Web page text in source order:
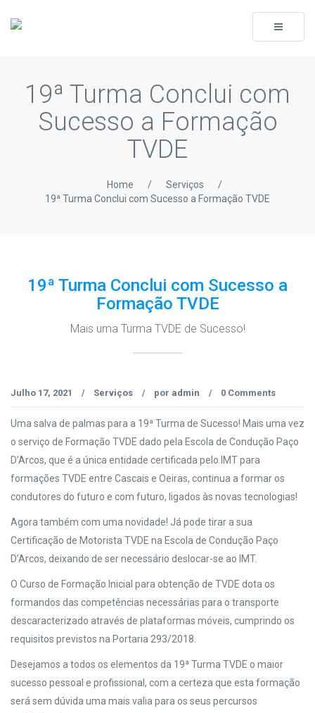
Toggle
19ª Turma Conclui com
Sucesso a Formação
TVDE
Home / Serviços
/
19ª Turma Conclui com Sucesso a Formação TVDE
19ª Turma Conclui com Sucesso a
Formação TVDE
Mais uma Turma TVDE de Sucesso!
Julho 17, 2021 / Serviços / por admin / 0 Comments
Uma salva de palmas para a 19ª Turma de Sucesso! Mais uma vez
o serviço de Formação TVDE dado pela Escola de Condução Paço
D’Arcos, que é a única entidade certificada pelo IMT para
formações TVDE entre Cascais e Oeiras, continua a formar os
condutores do futuro e com futuro, ligados às novas tecnologias!
Agora também com uma novidade! Já pode tirar a sua
Certificação de Motorista TVDE na Escola de Condução Paço
D’Arcos, deixando de ser necessário deslocar-se ao IMT.
O Curso de Formação Inicial para obtenção de TVDE dota os
formandos das competências necessárias para o transporte
descaracterizado através de plataformas móveis, cumprindo os
requisitos previstos na Portaria 293/2018.
Desejamos a todos os elementos da 19ª Turma TVDE o maior
sucesso pessoal e profissional, com a certeza que esta formação
será sem dúvida uma mais valia para os seus percursos